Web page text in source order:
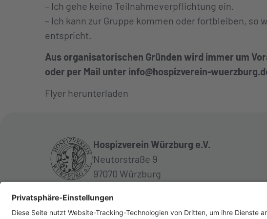
– Ich gehe keine Teilnahmeverpflichtung ein.
– Ich kann zur Gruppe kommen oder fortbleiben, so
entspricht.
Aus organisatorischen Gründen wird immer um
oder per Mail unter info@hospizverein-
Flyer herunterladen
Hospizverein Würzburg e.V.
Neutorstraße 9
97070 Würzburg